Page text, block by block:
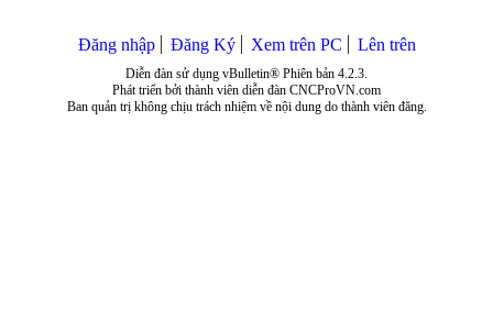
Đăng nhập Đăng Ký Xem trên PC Lên trên
Diễn đàn sử dụng vBulletin® Phiên bản 4.2.3.
Phát triển bởi thành viên diễn đàn CNCProVN.com
Ban quản trị không chịu trách nhiệm về nội dung do thành viên đăng.